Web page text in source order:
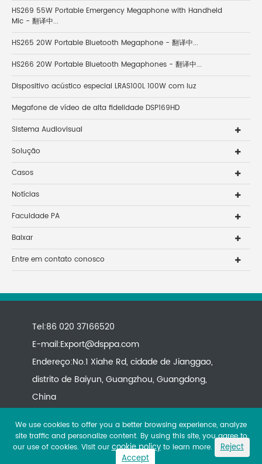
HS269 55W Portable Emergency Megaphone with Handheld
Mic - 翻译中...
HS265 20W Portable Bluetooth Megaphone - 翻译中...
HS266 20W Portable Bluetooth Megaphones - 翻译中...
Dispositivo acústico especial LRAS100L 100W com luz
Megafone de vídeo de alta fidelidade DSP169HD
Sistema Audiovisual
Solução
Casos
Notícias
Faculdade PA
Baixar
Entre em contato conosco
Tel:86 020 37166520
E-mail:Export@dsppa.com
Endereço:No.1 Xiahe Rd, cidade de Jianggao,
distrito de Baiyun, Guangzhou, Guangdong,
China
We use cookies to offer you a better browsing experience, analyze
site traffic and personalize content. By using this site, you agree to
our use of cookies. Visit ourcookie policyto learn more.
Reject
Accept